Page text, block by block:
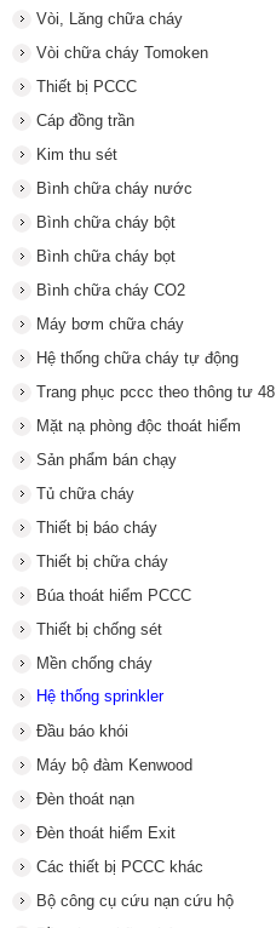
Vòi, Lăng chữa cháy
Vòi chữa cháy Tomoken
Thiết bị PCCC
Cáp đồng trần
Kim thu sét
Bình chữa cháy nước
Bình chữa cháy bột
Bình chữa cháy bọt
Bình chữa cháy CO2
Máy bơm chữa cháy
Hệ thống chữa cháy tự động
Trang phục pccc theo thông tư 48
Mặt nạ phòng độc thoát hiểm
Sản phẩm bán chạy
Tủ chữa cháy
Thiết bị báo cháy
Thiết bị chữa cháy
Búa thoát hiểm PCCC
Thiết bị chống sét
Mền chống cháy
Hệ thống sprinkler
Đầu báo khói
Máy bộ đàm Kenwood
Đèn thoát nạn
Đèn thoát hiểm Exit
Các thiết bị PCCC khác
Bộ công cụ cứu nạn cứu hộ